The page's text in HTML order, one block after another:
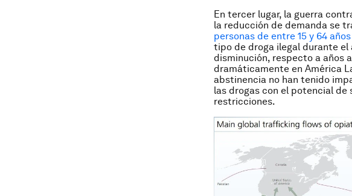
En tercer lugar, la guerra
la reducción de demanda se
personas de entre 15 y 64
tipo de droga ilegal durante el
disminución, respecto a años
dramáticamente en América
abstinencia no han tenido
las drogas con el potencial de
restricciones.